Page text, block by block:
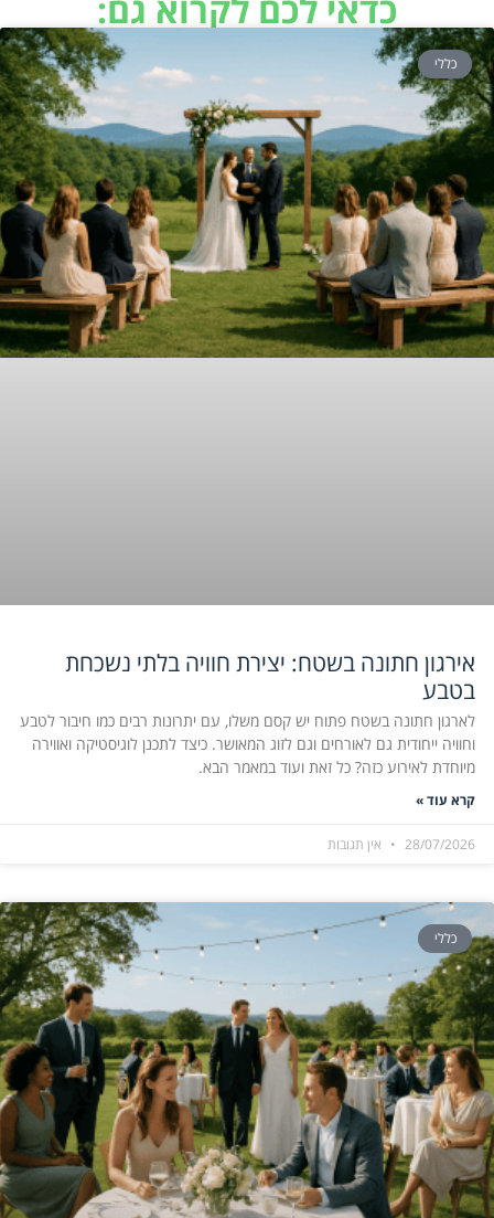
כללי
אירגון חתונה בשטח: יצירת חוויה בלתי נשכחת
בטבע
לארגון חתונה בשטח פתוח יש קסם משלו, עם יתרונות רבים כמו חיבור לטבע
וחוויה ייחודית גם לאורחים וגם לזוג המאושר. כיצד לתכנן לוגיסטיקה ואווירה
מיוחדת לאירוע כזה? כל זאת ועוד במאמר הבא.
קרא עוד »
28/07/2026 אין תגובות
כללי